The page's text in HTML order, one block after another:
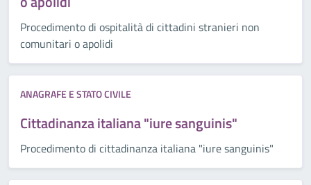
Procedimento di ospitalità di cittadini stranieri non
comunitari o apolidi
ANAGRAFE E STATO CIVILE
Cittadinanza italiana "iure sanguinis"
Procedimento di cittadinanza italiana "iure sanguinis"